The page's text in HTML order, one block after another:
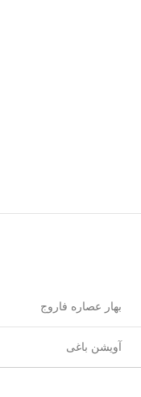
بهار عصاره فاروج
آویشن باغی